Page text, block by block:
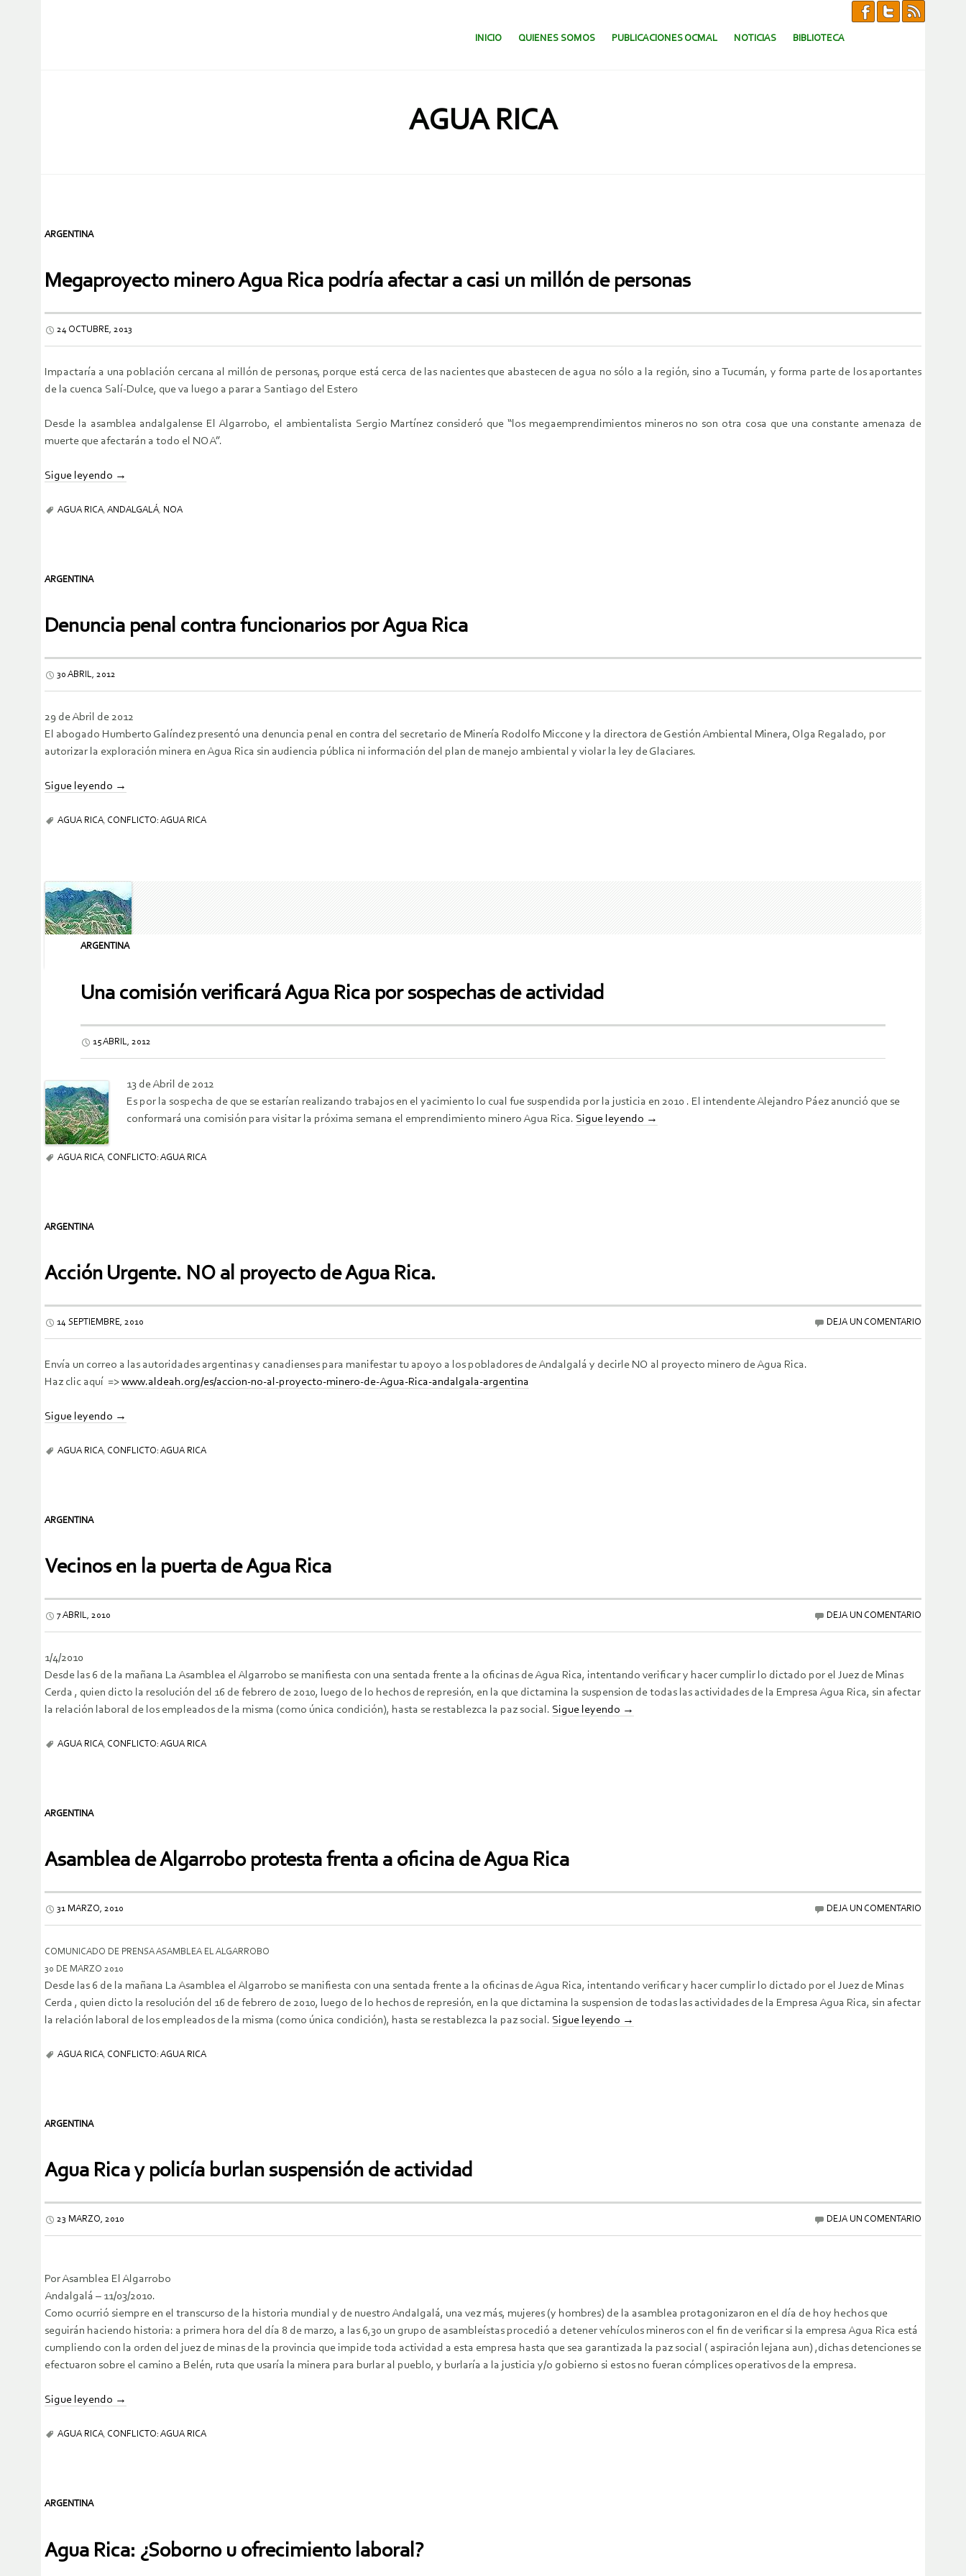
SALTAR AL CONTENIDO.
INICIO QUIENES SOMOS PUBLICACIONES OCMAL NOTICIAS BIBLIOTECA
AGUA RICA
ARGENTINA
Megaproyecto minero Agua Rica podría afectar a casi un millón de personas
24 OCTUBRE, 2013
Impactaría a una población cercana al millón de personas, porque está cerca de las nacientes que abastecen de agua no sólo a la región, sino a Tucumán, y forma parte de los aportantes
de la cuenca Salí-Dulce, que va luego a parar a Santiago del Estero
Desde la asamblea andalgalense El Algarrobo, el ambientalista Sergio Martínez consideró que “los megaemprendimientos mineros no son otra cosa que una constante amenaza de
muerte que afectarán a todo el NOA”.
Sigue leyendo →
AGUA RICA, ANDALGALÁ, NOA
ARGENTINA
Denuncia penal contra funcionarios por Agua Rica
30 ABRIL, 2012
29 de Abril de 2012
El abogado Humberto Galíndez presentó una denuncia penal en contra del secretario de Minería Rodolfo Miccone y la directora de Gestión Ambiental Minera, Olga Regalado, por
autorizar la exploración minera en Agua Rica sin audiencia pública ni información del plan de manejo ambiental y violar la ley de Glaciares.
Sigue leyendo →
AGUA RICA, CONFLICTO: AGUA RICA
ARGENTINA
Una comisión verificará Agua Rica por sospechas de actividad
15 ABRIL, 2012
13 de Abril de 2012
Es por la sospecha de que se estarían realizando trabajos en el yacimiento lo cual fue suspendida por la justicia en 2010 . El intendente Alejandro Páez anunció que se
conformará una comisión para visitar la próxima semana el emprendimiento minero Agua Rica. Sigue leyendo →
AGUA RICA CONFLICTO: AGUA RICA
ARGENTINA
Acción Urgente. NO al proyecto de Agua Rica.
14 SEPTIEMBRE, 2010 DEJA UN COMENTARIO
Envía un correo a las autoridades argentinas y canadienses para manifestar tu apoyo a los pobladores de Andalgalá y decirle NO al proyecto minero de Agua Rica.
Haz clic aquí =>www.aldeah.org/es/accion-no-al-proyecto-minero-de-Agua-Rica-andalgala-argentina
Sigue leyendo →
AGUA RICA, CONFLICTO: AGUA RICA
ARGENTINA
Vecinos en la puerta de Agua Rica
7 ABRIL, 2010 DEJA UN COMENTARIO
1/4/2010
Desde las 6 de la mañana La Asamblea el Algarrobo se manifiesta con una sentada frente a la oficinas de Agua Rica, intentando verificar y hacer cumplir lo dictado por el Juez de Minas
Cerda , quien dicto la resolución del 16 de febrero de 2010, luego de lo hechos de represión, en la que dictamina la suspension de todas las actividades de la Empresa Agua Rica, sin afectar
la relación laboral de los empleados de la misma (como única condición), hasta se restablezca la paz social. Sigue leyendo →
AGUA RICA, CONFLICTO: AGUA RICA
ARGENTINA
Asamblea de Algarrobo protesta frenta a oficina de Agua Rica
31 MARZO, 2010 DEJA UN COMENTARIO
COMUNICADO DE PRENSA ASAMBLEA EL ALGARROBO
30 DE MARZO 2010
Desde las 6 de la mañana La Asamblea el Algarrobo se manifiesta con una sentada frente a la oficinas de Agua Rica, intentando verificar y hacer cumplir lo dictado por el Juez de Minas
Cerda , quien dicto la resolución del 16 de febrero de 2010, luego de lo hechos de represión, en la que dictamina la suspension de todas las actividades de la Empresa Agua Rica, sin afectar
la relación laboral de los empleados de la misma (como única condición), hasta se restablezca la paz social. Sigue leyendo →
AGUA RICA, CONFLICTO: AGUA RICA
ARGENTINA
Agua Rica y policía burlan suspensión de actividad
23 MARZO, 2010 DEJA UN COMENTARIO
Por Asamblea El Algarrobo
Andalgalá – 11/03/2010.
Como ocurrió siempre en el transcurso de la historia mundial y de nuestro Andalgalá, una vez más, mujeres (y hombres) de la asamblea protagonizaron en el día de hoy hechos que
seguirán haciendo historia: a primera hora del día 8 de marzo, a las 6,30 un grupo de asambleístas procedió a detener vehículos mineros con el fin de verificar si la empresa Agua Rica está
cumpliendo con la orden del juez de minas de la provincia que impide toda actividad a esta empresa hasta que sea garantizada la paz social ( aspiración lejana aun) ,dichas detenciones se
efectuaron sobre el camino a Belén, ruta que usaría la minera para burlar al pueblo, y burlaría a la justicia y/o gobierno si estos no fueran cómplices operativos de la empresa.
Sigue leyendo →
AGUA RICA, CONFLICTO: AGUA RICA
ARGENTINA
Agua Rica: ¿Soborno u ofrecimiento laboral?